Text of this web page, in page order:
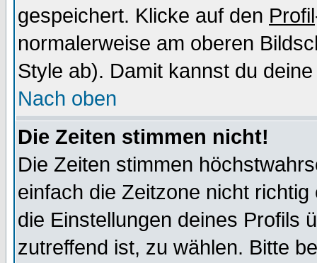
gespeichert. Klicke auf den Profil
normalerweise am oberen
Style ab). Damit kannst du
Nach oben
Die Zeiten stimmen nicht!
Die Zeiten stimmen
einfach die Zeitzone nicht
die Einstellungen deines Profils
zutreffend ist, zu wählen. Bitte